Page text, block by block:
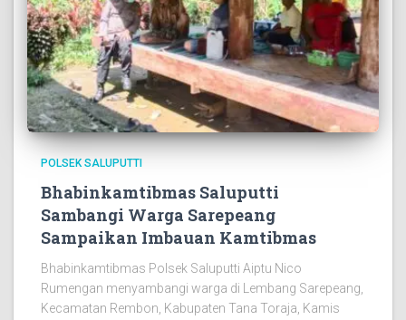
POLSEK SALUPUTTI
Bhabinkamtibmas Saluputti
Sambangi Warga Sarepeang
Sampaikan Imbauan Kamtibmas
Bhabinkamtibmas Polsek Saluputti Aiptu Nico
Rumengan menyambangi warga di Lembang Sarepeang,
Kecamatan Rembon, Kabupaten Tana Toraja, Kamis